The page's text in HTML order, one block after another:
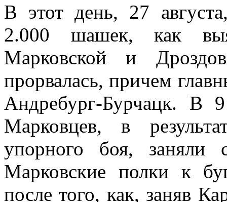
В этот день, 27
2.000 шашек, как
Марковской и
прорвалась, причем
Андребург-Бурчацк. В
Марковцев, в
упорного боя, заняли
Марковские полки к
после того, как, заняв